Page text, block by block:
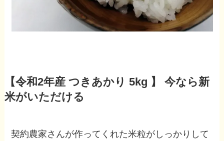
【令和2年産 つきあかり 5kg 】 今なら新
米がいただける
契約農家さんが作ってくれた米粒がしっかりして